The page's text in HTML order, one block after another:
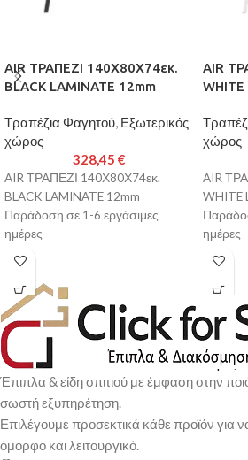
AIR ΤΡΑΠΕΖΙ 140Χ80Χ74εκ.
BLACK LAMINATE 12mm
Τραπέζια Φαγητού, Εξωτερικός
χώρος
328,45 €
AIR ΤΡΑΠΕΖΙ 140Χ80Χ74εκ.
BLACK LAMINATE 12mm
Παράδοση σε 1-6 εργάσιμες
ημέρες
AIR
χώρος
AIR
WHITE
ημέρες
Έπιπλα & είδη σπιτιού με έμφαση στην
σωστή εξυπηρέτηση.
Επιλέγουμε προσεκτικά κάθε προϊόν για
όμορφο και λειτουργικό.